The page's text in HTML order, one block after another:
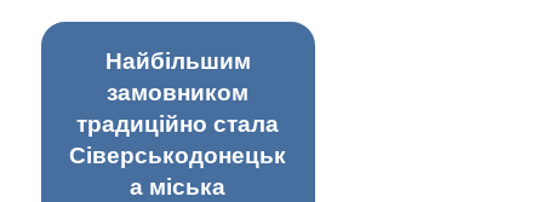
Найбільшим
замовником
традиційно стала
Сіверськодонецьк
а міська